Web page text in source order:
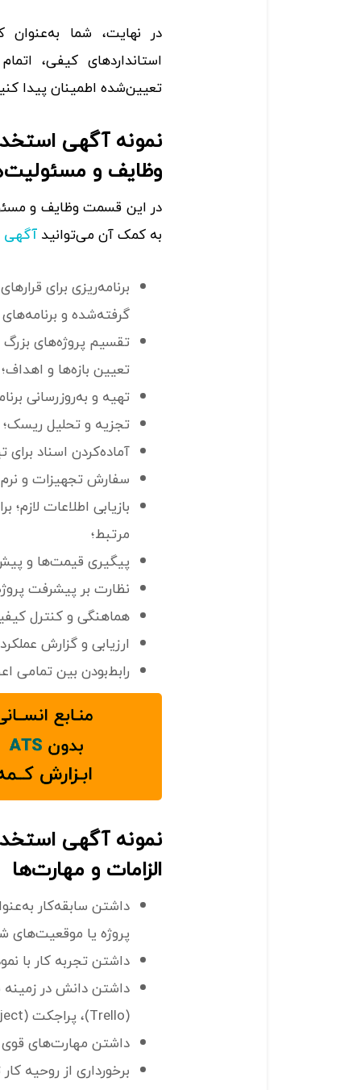
در نهایت، شما به‌عنوان
استانداردهای کیفی،
تعیین‌شده اطمینان پیدا
نمونه آگهی
وظایف و
در این قسمت وظایف و
به کمک آن می‌توانید آگهی
برنامه‌ریزی برای
گرفته‌شده و
تقسیم پروژه‌های
تعیین بازه‌ها و اهداف؛
تهیه و به‌روزرسانی
تجزیه و تحلیل ریسک؛
آماده‌کردن اسناد
سفارش تجهیزات و
بازیابی اطلاعات
مرتبط؛
پیگیری قیمت‌ها و
نظارت بر پیشرفت
هماهنگی و کنترل
ارزیابی و گزارش
رابط‌بودن بین تمامی
نمونه آگهی
الزامات و مهارت‌ها
داشتن سابقه‌کار
پروژه یا موقعیت‌های
داشتن تجربه کار با
داشتن دانش در زمینه
(Trello)، پراجکت (Microsoft Project) و غیره؛
داشتن مهارت‌های قوی
برخورداری از روحیه